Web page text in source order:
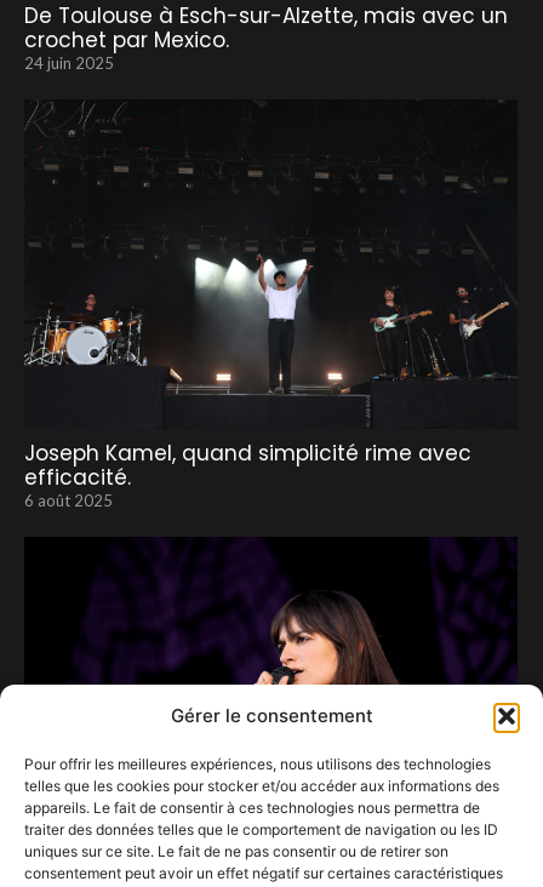
Gérer le consentement
Pour offrir les meilleures expériences, nous utilisons des technologies
telles que les cookies pour stocker et/ou accéder aux informations des
appareils. Le fait de consentir à ces technologies nous permettra de
traiter des données telles que le comportement de navigation ou les ID
uniques sur ce site. Le fait de ne pas consentir ou de retirer son
consentement peut avoir un effet négatif sur certaines caractéristiques
De Toulouse à Esch-sur-Alzette, mais avec un
crochet par Mexico.
24 juin 2025
Joseph Kamel, quand simplicité rime avec
efficacité.
6 août 2025